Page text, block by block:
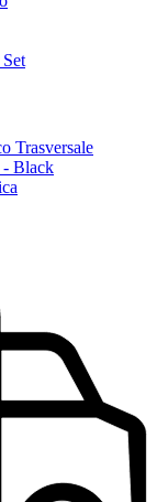
Trasversale
- Black